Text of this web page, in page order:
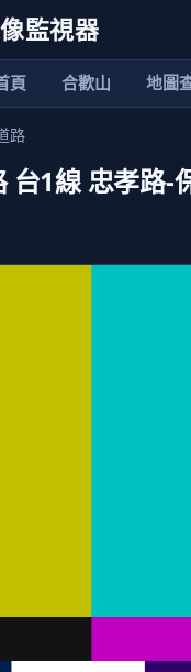
監視器
頁 合歡山 地圖
路
台1線 忠孝路-